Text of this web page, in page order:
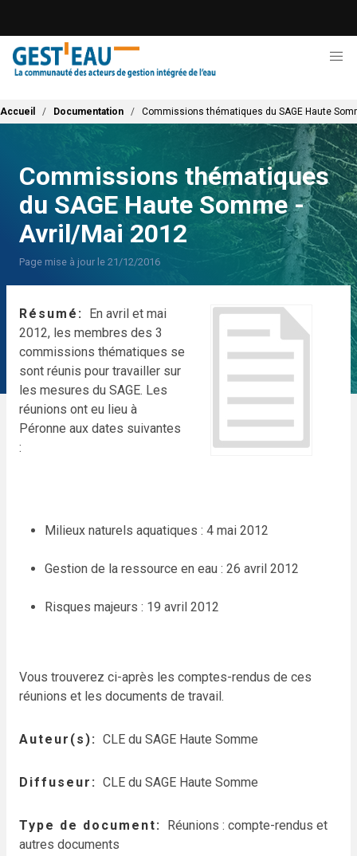
contenu
principal
Fil d'Ariane
Accueil Documentation Commissions thématiques du SAGE Haute
Commissions thématiques
du SAGE Haute Somme -
Avril/Mai 2012
Page mise à jour le 21/12/2016
Résumé
En avril et mai
2012, les membres des 3
commissions thématiques se
sont réunis pour travailler sur
les mesures du SAGE. Les
réunions ont eu lieu à
Péronne aux dates suivantes
:
Milieux naturels aquatiques : 4 mai 2012
Gestion de la ressource en eau : 26 avril 2012
Risques majeurs : 19 avril 2012
Vous trouverez ci-après les comptes-rendus de ces
réunions et les documents de travail.
Auteur(s) CLE du SAGE Haute Somme
Diffuseur CLE du SAGE Haute Somme
Type de document
Réunions : compte-rendus et
autres documents